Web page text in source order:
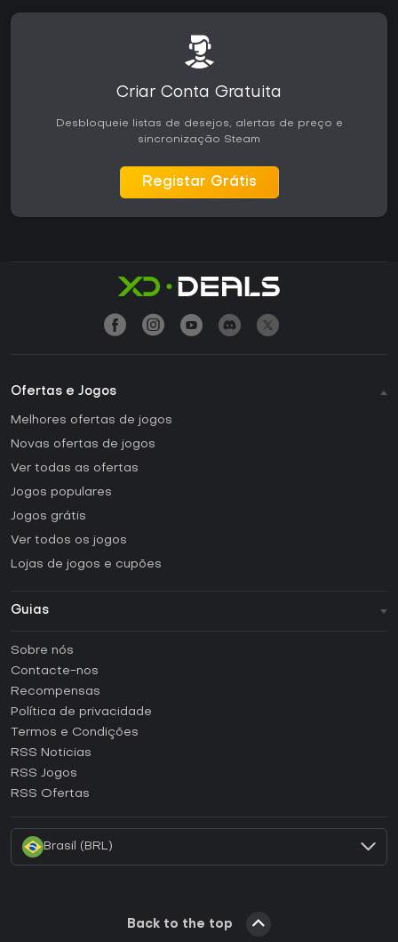
Criar Conta Gratuita
Desbloqueie listas de desejos, alertas de preço e
sincronização Steam
Registar Grátis
Ofertas e Jogos
Melhores ofertas de jogos
Novas ofertas de jogos
Ver todas as ofertas
Jogos populares
Jogos grátis
Ver todos os jogos
Lojas de jogos e cupões
Guias
Como ativar uma CD Key Steam?
Como ativar uma CD Key Epic Games?
Como ativar uma CD Key GOG?
Como ativar uma CD Key Ubisoft Connect?
Sobre nós
Contacte-nos
Recompensas
Política de privacidade
Termos e Condições
RSS Noticias
RSS Jogos
RSS Ofertas
Brasil (BRL)
Back to the top